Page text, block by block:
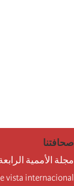
صحافتنا
مجلة الأممية
vista internacional